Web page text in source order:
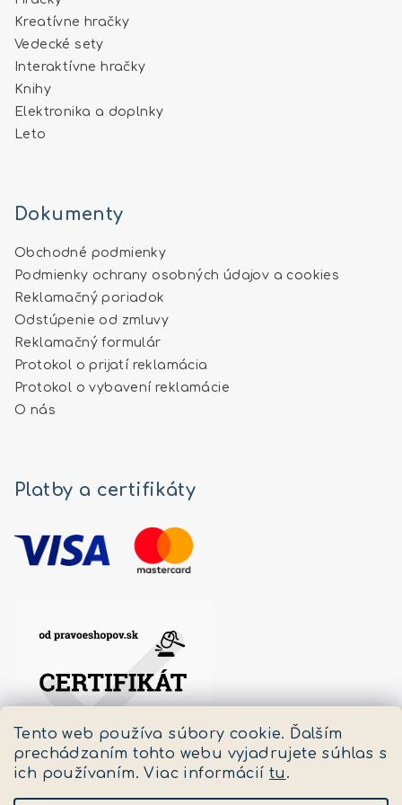
Tento web používa súbory cookie. Ďalším
prechádzaním tohto webu vyjadrujete súhlas s
ich používaním. Viac informácií tu .
Kreatívne hračky
Vedecké sety
Interaktívne hračky
Knihy
Elektronika a doplnky
Leto
Dokumenty
Obchodné podmienky
Podmienky ochrany osobných údajov a cookies
Reklamačný poriadok
Odstúpenie od zmluvy
Reklamačný formulár
Protokol o prijatí reklamácia
Protokol o vybavení reklamácie
O nás
Platby a certifikáty